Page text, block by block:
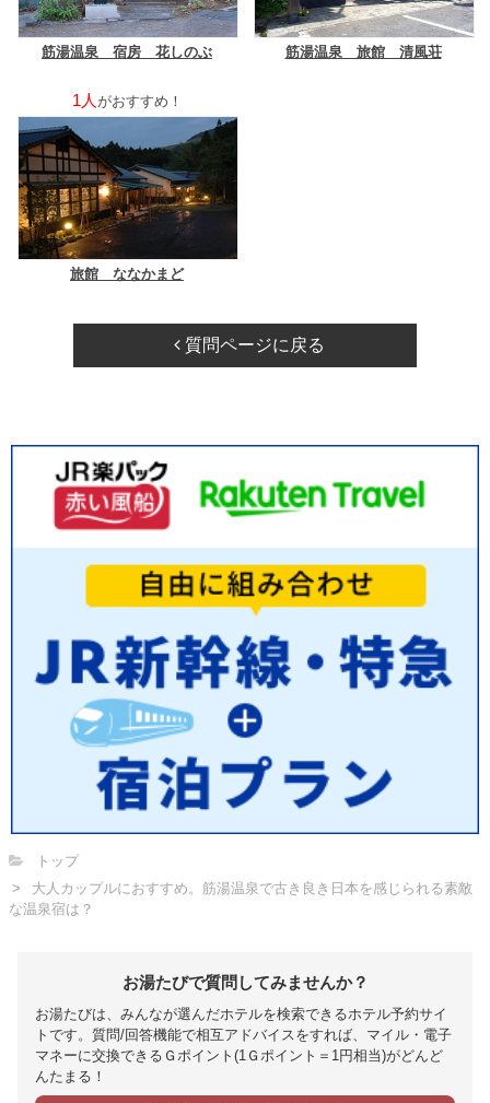
筋湯温泉 宿房 花しのぶ 筋湯温泉 旅館 清風荘
1人 がおすすめ！
旅館 ななかまど
質問ページに戻る
トップ
大人カップルにおすすめ。筋湯温泉で古き良き日本を感じられる素敵
な温泉宿は？
お湯たびで質問してみませんか？
お湯たびは、みんなが選んだホテルを検索できるホテル予約サイ
トです。質問/回答機能で相互アドバイスをすれば、マイル・電子
マネーに交換できるＧポイント(1Ｇポイント＝1円相当)がどんど
んたまる！